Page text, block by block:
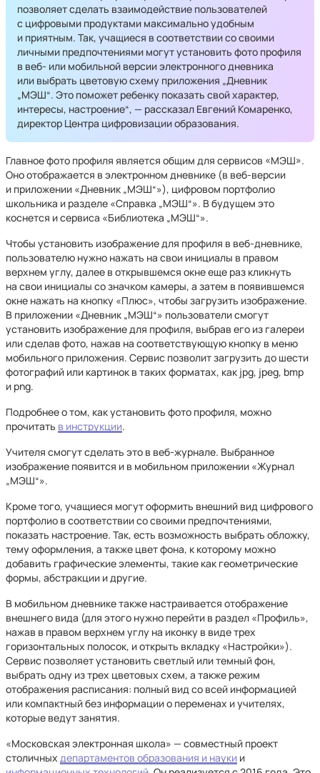
позволяет сделать взаимодействие пользователей
с цифровыми продуктами максимально удобным
и приятным. Так, учащиеся в соответствии со своими
личными предпочтениями могут установить фото профиля
в веб- или мобильной версии электронного дневника
или выбрать цветовую схему приложения „Дневник
„МЭШ“. Это поможет ребенку показать свой характер,
интересы, настроение“, — рассказал Евгений Комаренко,
директор Центра цифровизации образования.
Главное фото профиля является общим для сервисов «МЭШ».
Оно отображается в электронном дневнике (в веб-версии
и приложении «Дневник „МЭШ“»), цифровом портфолио
школьника и разделе «Справка „МЭШ“». В будущем это
коснется и сервиса «Библиотека „МЭШ“».
Чтобы установить изображение для профиля в веб-дневнике,
пользователю нужно нажать на свои инициалы в правом
верхнем углу, далее в открывшемся окне еще раз кликнуть
на свои инициалы со значком камеры, а затем в появившемся
окне нажать на кнопку «Плюс», чтобы загрузить изображение.
В приложении «Дневник „МЭШ“» пользователи смогут
установить изображение для профиля, выбрав его из галереи
или сделав фото, нажав на соответствующую кнопку в меню
мобильного приложения. Сервис позволит загрузить до шести
фотографий или картинок в таких форматах, как jpg, jpeg, bmp
и png.
Подробнее о том, как установить фото профиля, можно
прочитать в инструкции.
Учителя смогут сделать это в веб-журнале. Выбранное
изображение появится и в мобильном приложении «Журнал
„МЭШ“».
Кроме того, учащиеся могут оформить внешний вид цифрового
портфолио в соответствии со своими предпочтениями,
показать настроение. Так, есть возможность выбрать обложку,
тему оформления, а также цвет фона, к которому можно
добавить графические элементы, такие как геометрические
формы, абстракции и другие.
В мобильном дневнике также настраивается отображение
внешнего вида (для этого нужно перейти в раздел «Профиль»,
нажав в правом верхнем углу на иконку в виде трех
горизонтальных полосок, и открыть вкладку «Настройки»).
Сервис позволяет установить светлый или темный фон,
выбрать одну из трех цветовых схем, а также режим
отображения расписания: полный вид со всей информацией
или компактный без информации о переменах и учителях,
которые ведут занятия.
«Московская электронная школа» — совместный проект
столичных департаментов образования и науки и